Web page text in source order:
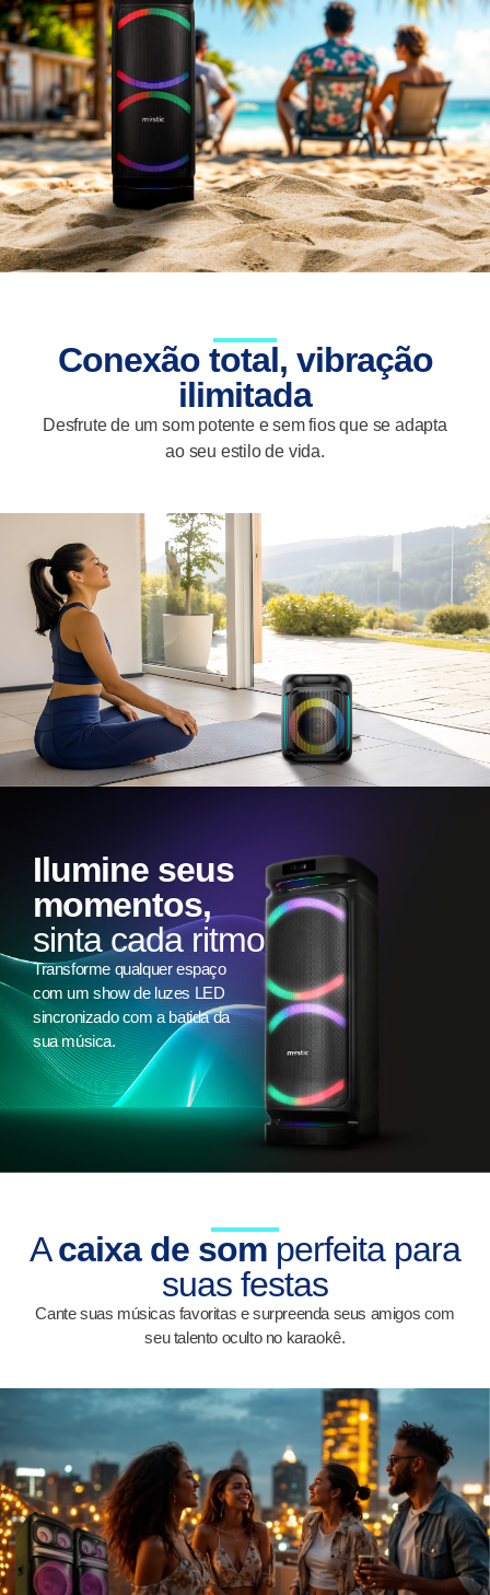
Conexão total, vibração
ilimitada
Desfrute de um som potente e sem fios que se adapta
ao seu estilo de vida.
Ilumine seus
momentos,
sinta cada ritmo
Transforme qualquer espaço
com um show de luzes LED
sincronizado com a batida da
sua música.
Acaixa de som perfeita para
suas festas
Cante suas músicas favoritas e surpreenda seus amigos com
seu talento oculto no karaokê.